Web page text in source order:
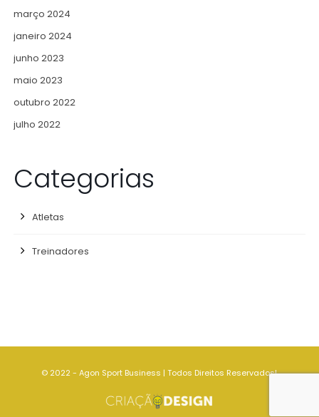
março 2024
janeiro 2024
junho 2023
maio 2023
outubro 2022
julho 2022
Categorias
Atletas
Treinadores
© 2022 - Agon Sport Business | Todos Direitos Reservados!